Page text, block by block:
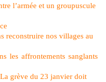
l’armée et un groupuscule
reconstruire nos villages au
les affrontements sanglants
grève du 23 janvier doit